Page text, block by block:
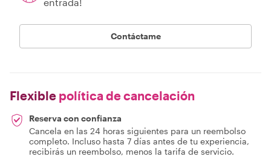
Contáctame
Flexible política de cancelación
Reserva con confianza
Cancela en las 24 horas siguientes para un reembolso
completo. Incluso hasta 7 días antes de tu experiencia,
recibirás un reembolso, menos la tarifa de servicio.